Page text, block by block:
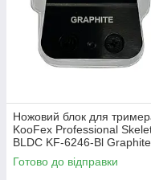
Ножовий блок для
KooFex Professional
BLDC KF-6246-Bl
(KF-6246-001)
Готово до відправки